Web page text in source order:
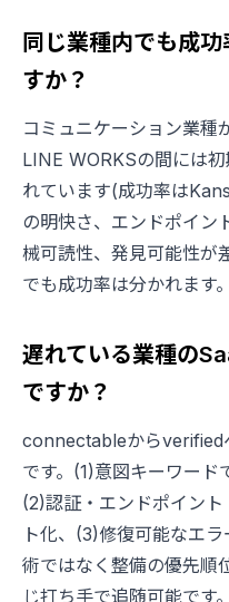
同じ業種内でも成
すか？
コミュニケーション業種
LINE WORKSの間には
れています(成功率は
の明快さ、エンドポイン
械可読性、発見可能性が
でも成功率は分かれます。
遅れている業種の
ですか？
connectableからverified
です。(1)意図キーワード
(2)認証・エンドポイン
ト化、(3)修復可能なエ
術ではなく整備の優先順
じ打ち手で追随可能です。